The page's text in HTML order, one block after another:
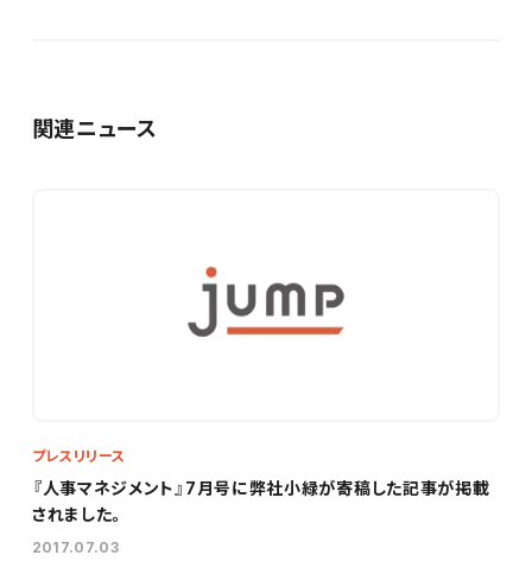
関連ニュース
プレスリリース
『人事マネジメント』7月号に弊社小緑が寄稿した記事が掲載
されました。
2017.07.03